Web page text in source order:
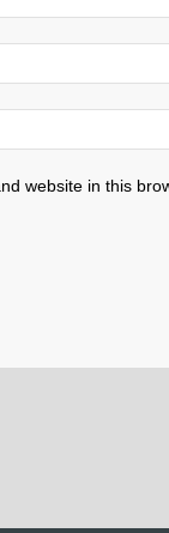
website in this